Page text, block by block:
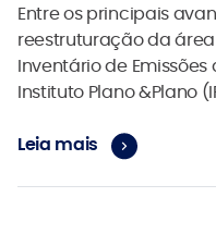
Entre os principais
reestruturação da área
Inventário de Emissões
Instituto Plano &Plano
Leia mais